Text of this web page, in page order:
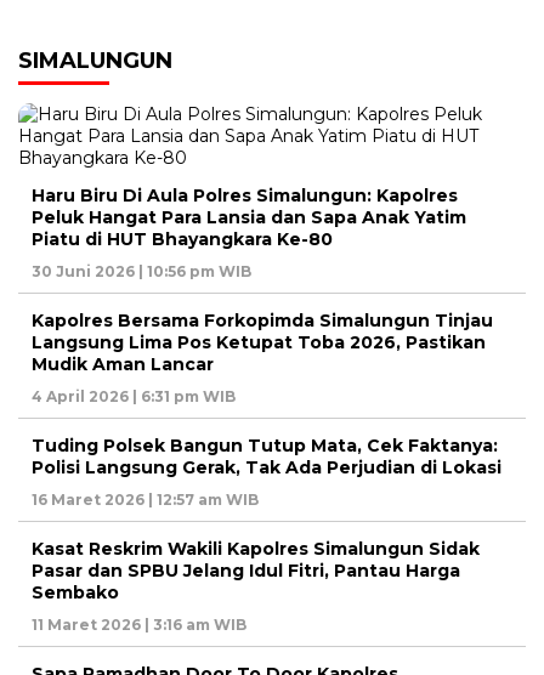
SIMALUNGUN
Haru Biru Di Aula Polres Simalungun: Kapolres
Peluk Hangat Para Lansia dan Sapa Anak Yatim
Piatu di HUT Bhayangkara Ke-80
30 Juni 2026 | 10:56 pm WIB
Kapolres Bersama Forkopimda Simalungun Tinjau
Langsung Lima Pos Ketupat Toba 2026, Pastikan
Mudik Aman Lancar
4 April 2026 | 6:31 pm WIB
Tuding Polsek Bangun Tutup Mata, Cek Faktanya:
Polisi Langsung Gerak, Tak Ada Perjudian di Lokasi
16 Maret 2026 | 12:57 am WIB
Kasat Reskrim Wakili Kapolres Simalungun Sidak
Pasar dan SPBU Jelang Idul Fitri, Pantau Harga
Sembako
11 Maret 2026 | 3:16 am WIB